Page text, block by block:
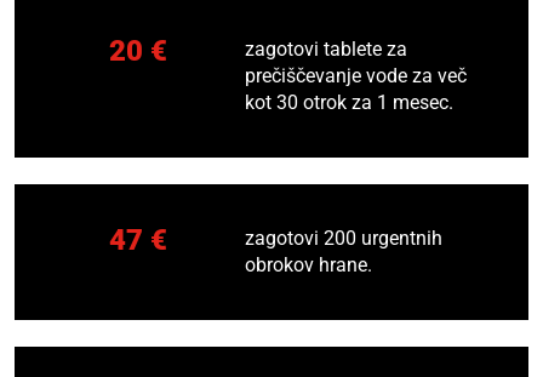
20 €
zagotovi tablete za
prečiščevanje vode za več
kot 30 otrok za 1 mesec.
47 €
zagotovi 200 urgentnih
obrokov hrane.